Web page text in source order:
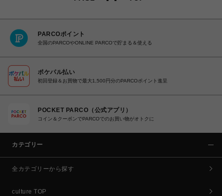
PARCOポイント
全国のPARCOやONLINE PARCOで貯まる＆使える
ポケパル払い
初回登録＆お買物で最大1,500円分のPARCOポイント進呈
POCKET PARCO（公式アプリ）
コイン＆クーポンでPARCOでのお買い物がオトクに
カテゴリー
全カテゴリーから探す
culture TOP